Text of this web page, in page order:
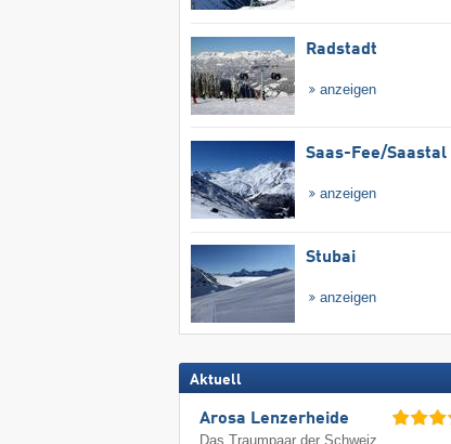
Radstadt
anzeigen
Saas-Fee/​Saastal
anzeigen
Stubai
anzeigen
Aktuell
Arosa Lenzerheide
Das Traumpaar der Schweiz